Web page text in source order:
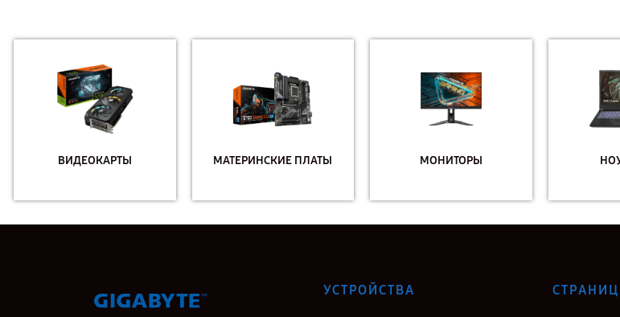
ВИДЕОКАРТЫ МАТЕРИНСКИЕ ПЛАТЫ МОНИТОРЫ
УСТРОЙСТВА